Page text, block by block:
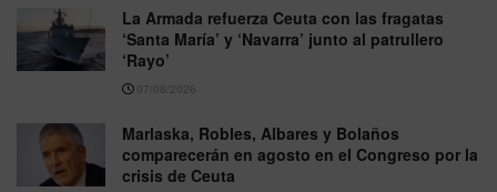
La Armada refuerza Ceuta con las fragatas
‘Santa María’ y ‘Navarra’ junto al patrullero
‘Rayo’
07/08/2026
Marlaska, Robles, Albares y Bolaños
comparecerán en agosto en el Congreso por la
crisis de Ceuta